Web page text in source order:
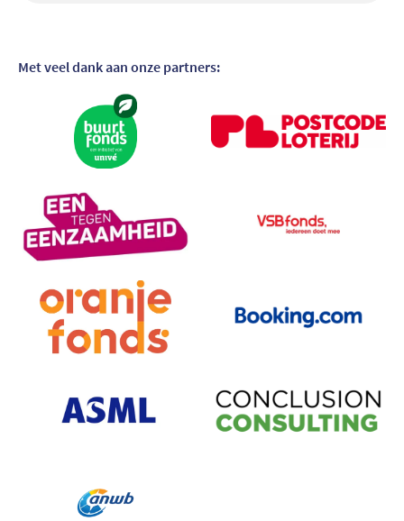
Met veel dank aan onze partners:
Bezoek partner
Bezoek partner
Bezoek partner